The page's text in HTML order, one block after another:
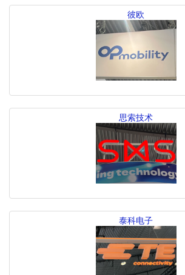
彼欧
思索技术
泰科电子